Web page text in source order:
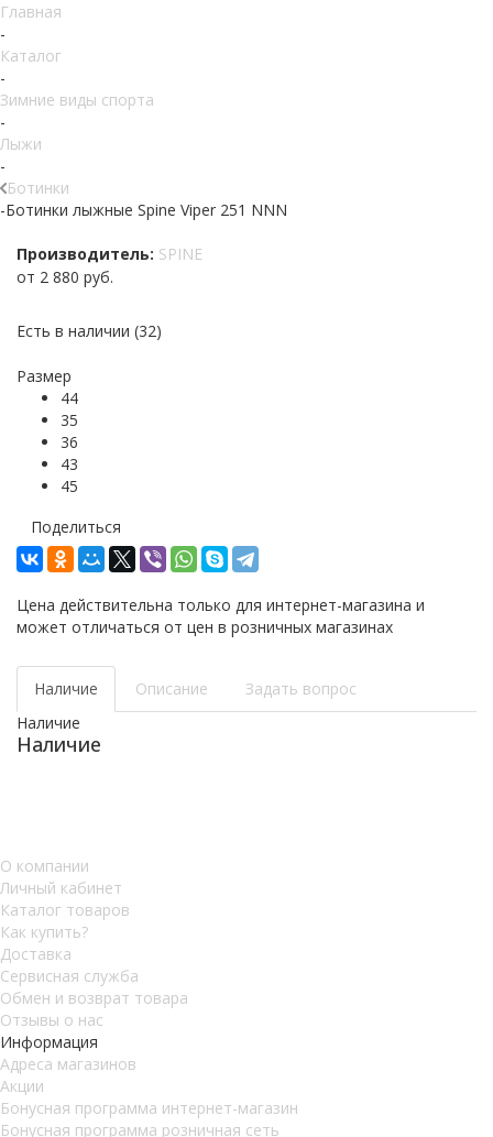
Главная
-
Каталог
-
Зимние виды спорта
-
Лыжи
-
Ботинки
-Ботинки лыжные Spine Viper 251 NNN
Производитель: SPINE
от 2 880 руб.
Есть в наличии (32)
Размер
44
35
36
43
45
Поделиться
Цена действительна только для интернет-магазина и
может отличаться от цен в розничных магазинах
Наличие Описание
Задать вопрос
Наличие
Наличие
О компании
Личный кабинет
Каталог товаров
Как купить?
Доставка
Сервисная служба
Обмен и возврат товара
Отзывы о нас
Информация
Адреса магазинов
Акции
Бонусная программа интернет-магазин
Бонусная программа розничная сеть